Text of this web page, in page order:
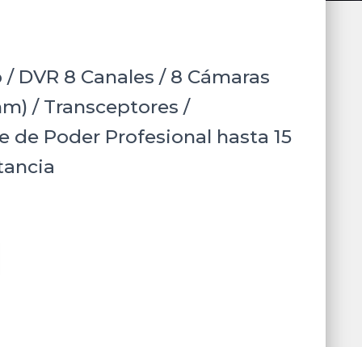
DVR 8 Canales / 8 Cámaras
/ Transceptores /
de Poder Profesional hasta 15